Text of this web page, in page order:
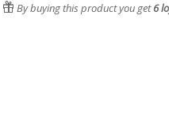
By buying this product you get6